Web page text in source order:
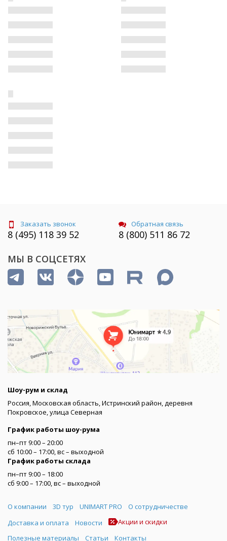
Заказать звонок
8 (495) 118 39 52
Обратная связь
8 (800) 511 86 72
МЫ В СОЦСЕТЯХ
Шоу-рум и склад
Россия, Московская область, Истринский район, деревня
Покровское, улица Северная
График работы шоу-рума
пн–пт 9:00 – 20:00
сб 10:00 – 17:00, вс – выходной
График работы склада
пн–пт 9:00 – 18:00
сб 9:00 – 17:00, вс – выходной
Меню
О компании 3D тур UNIMART PRO
О сотрудничестве
Доставка и оплата
Новости
Акции и скидки
Полезные материалы
Статьи Контакты